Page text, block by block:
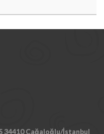
34410 Cağaloğlu/İstanbul